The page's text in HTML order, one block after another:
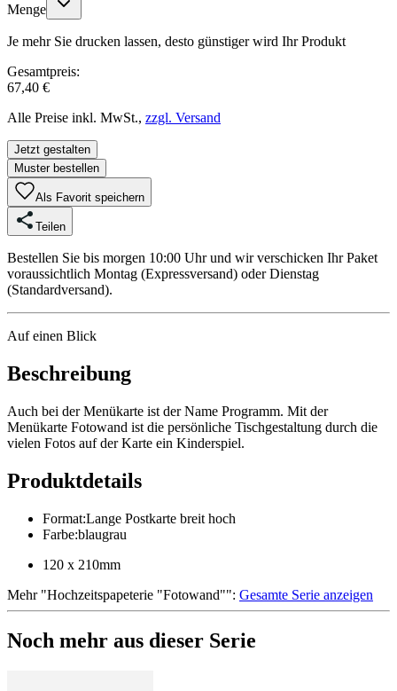
Menge
Je mehr Sie drucken lassen, desto günstiger wird Ihr Produkt
Gesamtpreis:
67,40 €
Alle Preise inkl. MwSt., zzgl. Versand
Jetzt gestalten
Muster bestellen
Als Favorit speichern
Teilen
Bestellen Sie bis morgen 10:00 Uhr und wir verschicken Ihr Paket
voraussichtlich Montag (Expressversand) oder Dienstag
(Standardversand).
Auf einen Blick
Beschreibung
Auch bei der Menükarte ist der Name Programm. Mit der
Menükarte Fotowand ist die persönliche Tischgestaltung durch die
vielen Fotos auf der Karte ein Kinderspiel.
Produktdetails
Format:Lange Postkarte breit hoch
Farbe:blaugrau
120 x 210mm
Mehr"Hochzeitspapeterie "Fotowand"": Gesamte Serie anzeigen
Noch mehr aus dieser Serie